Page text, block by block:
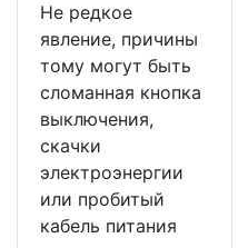
Не редкое
явление, причины
тому могут быть
сломанная кнопка
выключения,
скачки
электроэнергии
или пробитый
кабель питания